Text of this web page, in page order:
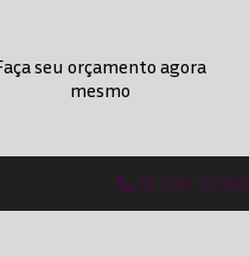
seu orçamento agora
mesmo
(11) 2236-2238